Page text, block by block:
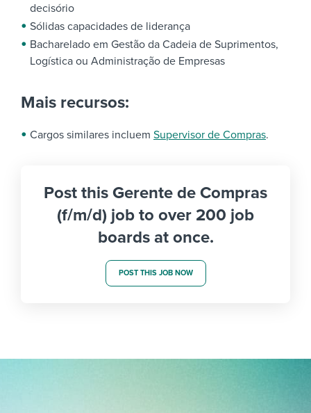
decisório
Sólidas capacidades de liderança
Bacharelado em Gestão da Cadeia de Suprimentos,
Logística ou Administração de Empresas
Mais recursos:
Cargos similares incluem Supervisor de Compras.
Post this Gerente de Compras
(f/m/d) job to over 200 job
boards at once.
POST THIS JOB NOW